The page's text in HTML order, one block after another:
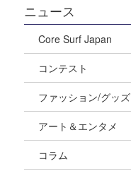
ニュース
Core Surf Japan
コンテスト
ファッション/グッズ
アート＆エンタメ
コラム